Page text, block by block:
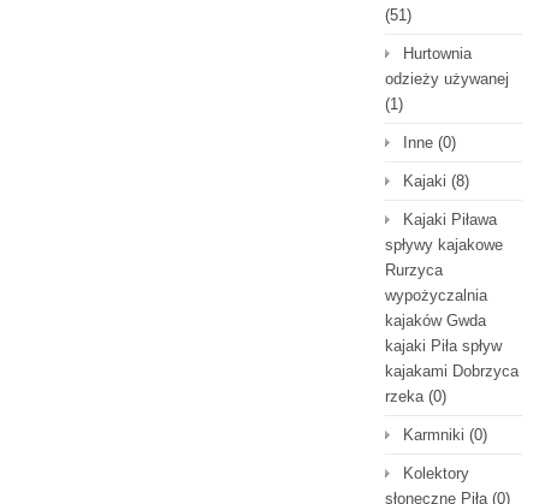
(51)
Hurtownia
odzieży używanej
(1)
Inne (0)
Kajaki (8)
Kajaki Piława
spływy kajakowe
Rurzyca
wypożyczalnia
kajaków Gwda
kajaki Piła spływ
kajakami Dobrzyca
rzeka(0)
Karmniki (0)
Kolektory
słoneczne Piła(0)